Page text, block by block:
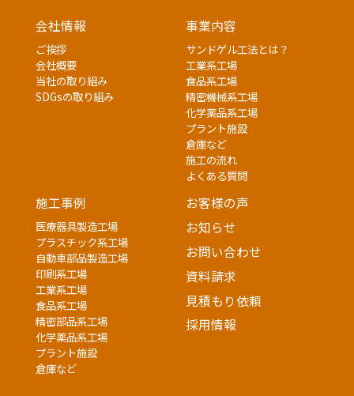
会社情報
ご挨拶
会社概要
当社の取り組み
SDGsの取り組み
事業内容
サンドゲル工法とは？
工業系工場
食品系工場
精密機械系工場
化学薬品系工場
プラント施設
倉庫など
施工の流れ
よくある質問
施工事例
医療器具製造工場
プラスチック系工場
自動車部品製造工場
印刷系工場
工業系工場
食品系工場
精密部品系工場
化学薬品系工場
プラント施設
倉庫など
お客様の声
お知らせ
お問い合わせ
資料請求
見積もり依頼
採用情報